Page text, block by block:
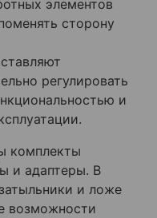
элементов
сторону
регулировать
и
комплекты
и адаптеры. В
и ложе
возможности